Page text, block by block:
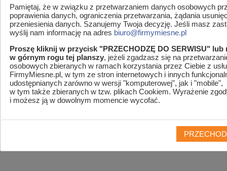
MENU
Spadek cen zakupu żywca wieprzowego
Pamiętaj, że w związku z przetwarzaniem danych osobowych
poprawienia danych, ograniczenia przetwarzania, żądania
przeniesienia danych. Szanujemy Twoja decyzję. Jeśli masz
wyślij nam informację na adres biuro@firmymiesne.pl
Proszę kliknij w przycisk "PRZECHODZĘ DO SERWISU"
w górnym rogu tej planszy, jeżeli zgadzasz się na
osobowych zbieranych w ramach korzystania przez Ciebie z
FirmyMiesne.pl, w tym ze stron internetowych i innych
udostępnianych zarówno w wersji "komputerowej", jak i "mobile",
w tym także zbieranych w tzw. plikach Cookiem. Wyrażenie
i możesz ją w dowolnym momencie wycofać.